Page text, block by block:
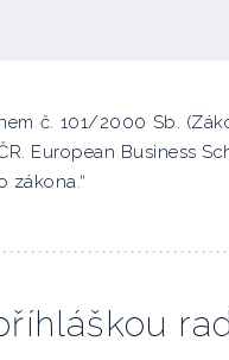
č. 101/2000 Sb.
European Business
zákona.“